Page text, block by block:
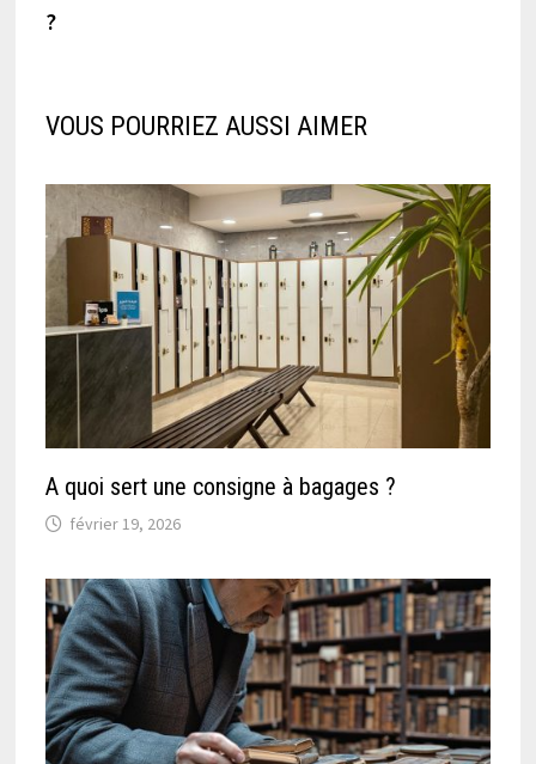
l’article
?
VOUS POURRIEZ AUSSI AIMER
A quoi sert une consigne à bagages ?
février 19, 2026